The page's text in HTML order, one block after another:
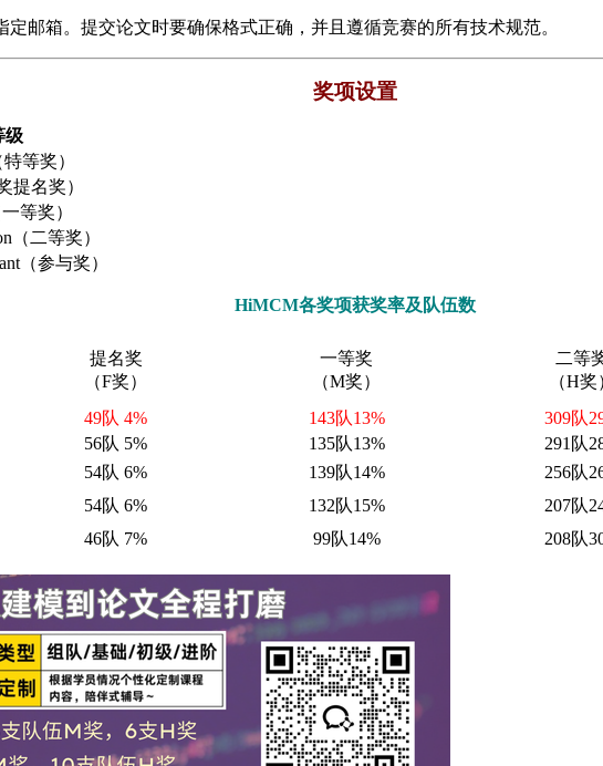
邮箱。提交论文时要确保格式正确，并且遵循竞赛的所有技术规范。
奖项设置
级
等奖）
提名奖）
等奖）
（二等奖）
（参与奖）
HiMCM各奖项获奖率及队伍数
提名奖
（F奖）
一等奖
（M奖）
二等
（H奖
49队 4% 143队13% 309队
56队 5% 135队13% 291队
54队 6% 139队14% 256队
54队 6% 132队15% 207队
46队 7% 99队14% 208队